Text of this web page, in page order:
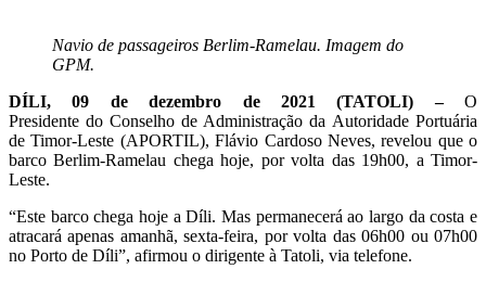
Navio de passageiros Berlim-Ramelau. Imagem do
GPM.
DÍLI, 09 de dezembro de 2021 (TATOLI) –O
Presidente do Conselho de Administração da Autoridade Portuária
de Timor-Leste (APORTIL), Flávio Cardoso Neves, revelou que o
barco Berlim-Ramelau chega hoje, por volta das 19h00, a Timor-
Leste.
“Este barco chega hoje a Díli. Mas permanecerá ao largo da costa e
atracará apenas amanhã, sexta-feira, por volta das 06h00 ou 07h00
no Porto de Díli”, afirmou o dirigente à Tatoli, via telefone.